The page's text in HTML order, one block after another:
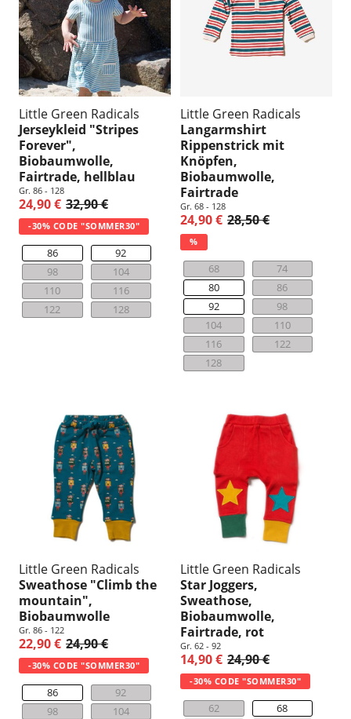
Little Green Radicals
Jerseykleid "Stripes
Forever",
Biobaumwolle,
Fairtrade, hellblau
Gr. 86 - 128
24,90 € 32,90 €
-30% CODE "SOMMER30"
86
92
98
104
110
116
122
128
Little Green Radicals
Langarmshirt
Rippenstrick mit
Knöpfen,
Biobaumwolle,
Fairtrade
Gr. 68 - 128
24,90 € 28,50 €
%
68
74
80
86
92
98
104
110
116
122
128
Little Green Radicals
Sweathose "Climb the
mountain",
Biobaumwolle
Gr. 86 - 122
22,90 € 24,90 €
-30% CODE "SOMMER30"
86
92
98
104
Little Green Radicals
Star Joggers,
Sweathose,
Biobaumwolle,
Fairtrade, rot
Gr. 62 - 92
14,90 € 24,90 €
-30% CODE "SOMMER30"
62
68